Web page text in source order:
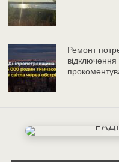
Ремонт
відключення